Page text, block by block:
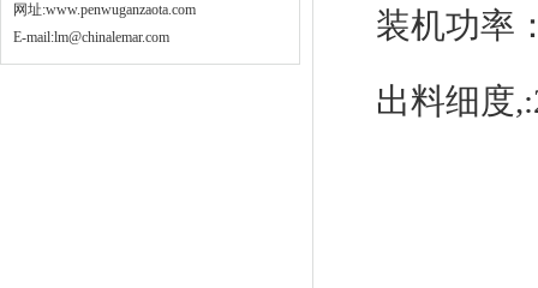
网址:www.penwuganzaota.com
E-mail:lm@chinalemar.com
装机功率
出料细度